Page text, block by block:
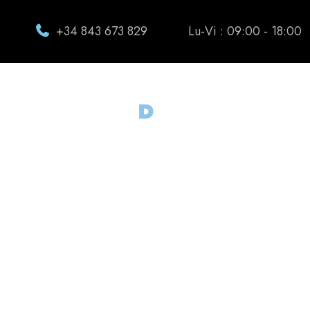
+34 843 673 829 Lu-Vi : 09:00 - 18:00